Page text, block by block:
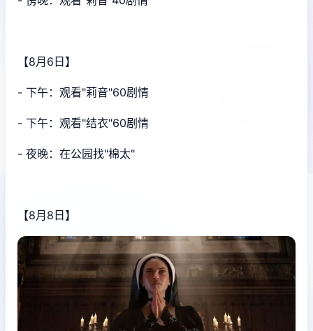
【8月6日】
- 下午：观看"莉音"60剧情
- 下午：观看"结衣"60剧情
- 夜晚：在公园找"棉太"
【8月8日】